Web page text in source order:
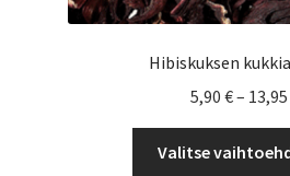
Hibiskuksen
5,90 €– 13,95
Valitse